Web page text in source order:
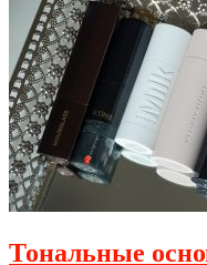
Тональные